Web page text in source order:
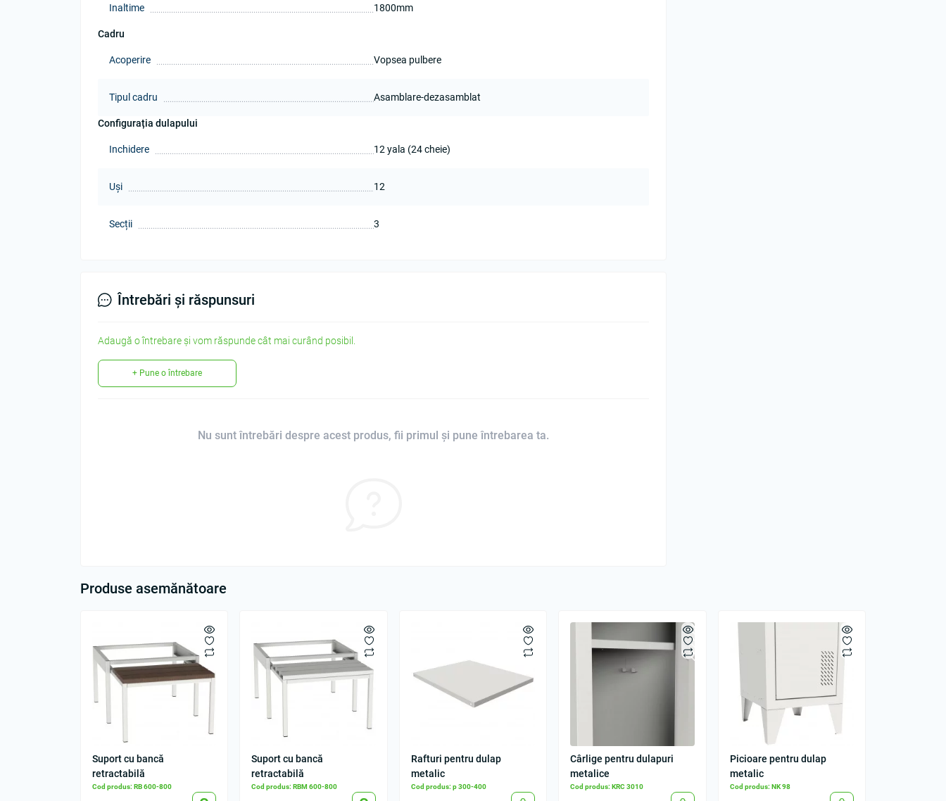
Inaltime 1800mm
Cadru
Acoperire Vopsea pulbere
Tipul cadru Asamblare-dezasamblat
Configurația dulapului
Inchidere 12 yala (24 cheie)
Uși 12
Secții 3
Întrebări și răspunsuri
Adaugă o întrebare și vom răspunde cât mai curând posibil.
+ Pune o întrebare
Nu sunt întrebări despre acest produs, fii primul și pune întrebarea ta.
Produse asemănătoare
Suport cu bancă
retractabilă
Cod produs: RB 600-800
Suport cu bancă
retractabilă
Cod produs: RBM 600-800
Rafturi pentru dulap
metalic
Cod produs: p 300-400
Cârlige pentru dulapuri
metalice
Cod produs: KRC 3010
Picioare pentru dulap
metalic
Cod produs: NK 98